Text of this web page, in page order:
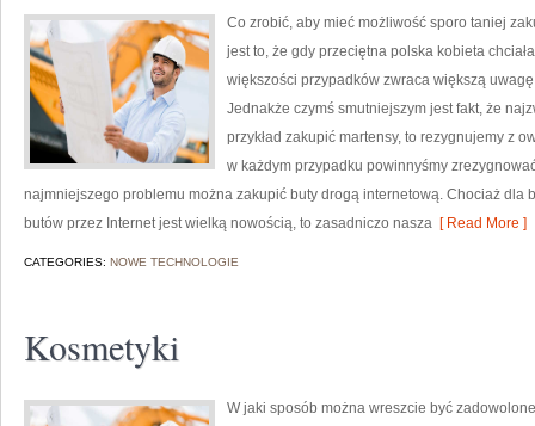
Co zrobić, aby mieć możliwość sporo taniej
jest to, że gdy przeciętna polska kobieta
większości przypadków zwraca większą
Jednakże czymś smutniejszym jest fakt, że
przykład zakupić martensy, to rezygnujemy z
w każdym przypadku powinnyśmy
najmniejszego problemu można zakupić buty drogą internetową. Chociaż dla
butów przez Internet jest wielką nowością, to zasadniczo nasza [ Read More ]
CATEGORIES: NOWE TECHNOLOGIE
Kosmetyki
W jaki sposób można wreszcie być